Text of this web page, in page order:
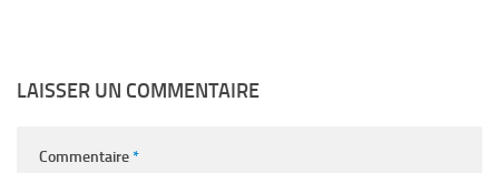
LAISSER UN COMMENTAIRE
Commentaire*